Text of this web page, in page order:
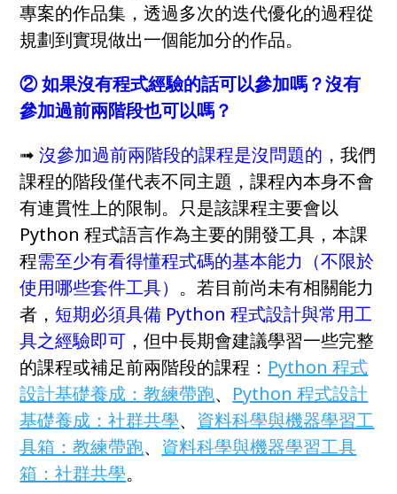
專案的作品集，透過多次的迭代優化的過程從
規劃到實現做出一個能加分的作品。
② 如果沒有程式經驗的話可以參加嗎？沒有
參加過前兩階段也可以嗎？
➟沒參加過前兩階段的課程是沒問題的 ，我們
課程的階段僅代表不同主題，課程內本身不會
有連貫性上的限制。只是該課程主要會以
Python 程式語言作為主要的開發工具，本課
程需至少有看得懂程式碼的基本能力（不限於
使用哪些套件工具） 。若目前尚未有相關能力
者， 短期必須具備 Python 程式設計與常用工
具之經驗即可 ，但中長期會建議學習一些完整
的課程或補足前兩階段的課程： Python 程式
設計基礎養成：教練帶跑、 Python 程式設計
基礎養成：社群共學、 資料科學與機器學習工
具箱：教練帶跑、 資料科學與機器學習工具
箱：社群共學。